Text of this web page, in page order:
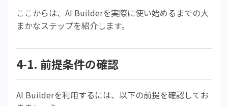
ここからは、AI Builderを実際に使い始めるまでの大
まかなステップを紹介します。
4-1. 前提条件の確認
AI Builderを利用するには、以下の前提を確認してお